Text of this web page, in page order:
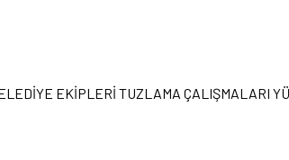
EKİPLERİ TUZLAMA ÇALIŞMALARI